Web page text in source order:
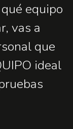
equipo
vas a
que
ideal